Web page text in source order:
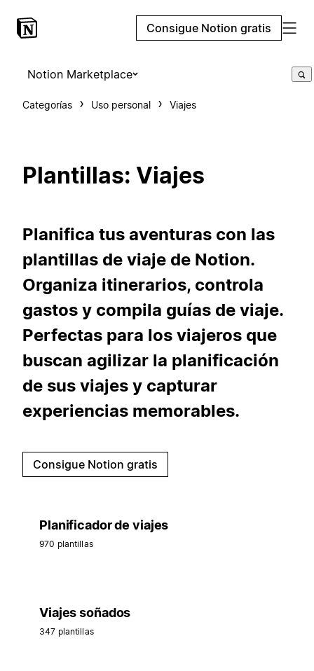
Consigue Notion gratis
Notion Marketplace
Categorías Uso personal Viajes
Plantillas: Viajes
Planifica tus aventuras con las
plantillas de viaje de Notion.
Organiza itinerarios, controla
gastos y compila guías de viaje.
Perfectas para los viajeros que
buscan agilizar la planificación
de sus viajes y capturar
experiencias memorables.
Consigue Notion gratis
Planificador de viajes
970 plantillas
Viajes soñados
347 plantillas